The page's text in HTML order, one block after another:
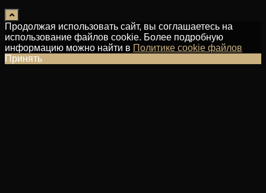
Продолжая использовать сайт, вы соглашаетесь на
использование файлов cookie. Более подробную
информацию можно найти в Политике cookie файлов
Принять